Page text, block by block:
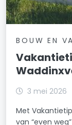
BOUW EN
3 mei 2026
Met
van “even